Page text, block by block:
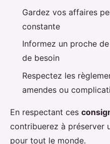
Gardez vos affaires
constante
Informez un proche
de besoin
Respectez les
amendes ou
En respectant ces
contribuerez à préserver
pour tout le monde.